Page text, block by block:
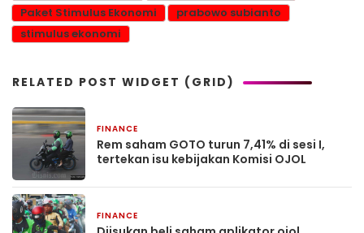
Paket Stimulus Ekonomi
prabowo subianto
stimulus ekonomi
RELATED POST WIDGET (GRID)
FINANCE
Rem saham GOTO turun 7,41% di sesi I,
tertekan isu kebijakan Komisi OJOL
FINANCE